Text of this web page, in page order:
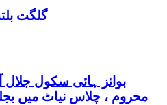
گلگت
بوائز ہائی سکول
محروم ، چلاس نیاٹ میں